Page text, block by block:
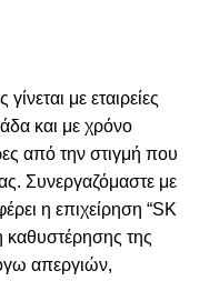
με εταιρείες
και με χρόνο
από την στιγμή που
Συνεργαζόμαστε με
η επιχείρηση “SK
της
απεργιών,